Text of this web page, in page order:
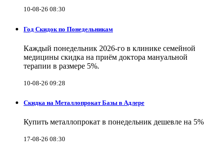
10-08-26 08:30
Год Скидок по Понедельникам
Каждый понедельник 2026-го в клинике семейной
медицины скидка на приём доктора мануальной
терапии в размере 5%.
10-08-26 09:28
Скидка на Металлопрокат Базы в Адлере
Купить металлопрокат в понедельник дешевле на 5%
17-08-26 08:30